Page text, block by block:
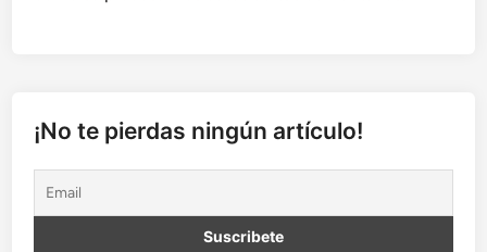
¡No te pierdas ningún artículo!